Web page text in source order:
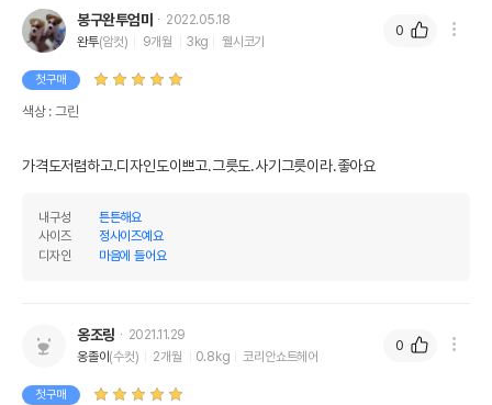
품명 및 모델명 에코펫위드 모던세라믹 테이블 2구
법에 의한 인증,허가 등을
받았음을 확인할수 있는
경우 그에 대한 사항
제조자,수입품의 경우
EcopetCH
AS책임자와 전화번호
또는 소비자상담 관련
전화번호
유통기한
단, 상품명에 유통기한 명시된 경우, 해당
유통기한을 따릅니다.
봉구완투엄마
2022.05.18
완투(암컷) 9개월 3kg 웰시코기
첫구매
색상 : 그린
가격도저렴하고.디자인도이쁘고.그릇도.사기그릇이라.좋아요
내구성
튼튼해요
사이즈
정사이즈예요
디자인
마음에 들어요
0
옹조링
2021.11.29
옹졸이(수컷) 2개월 0.8kg 코리안쇼트헤어
첫구매
0